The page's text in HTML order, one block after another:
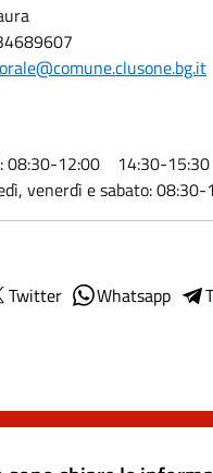
08:30-12:00 14:30-15:30
venerdì e sabato: 08:30-
Twitter Whatsapp